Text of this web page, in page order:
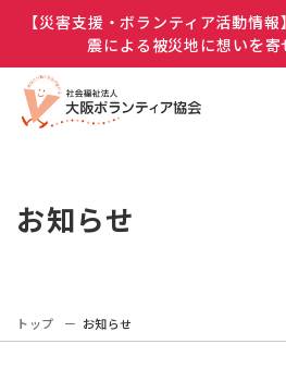
【災害支援・ボランティア活動情
震による被災地に想いを寄
お知らせ
トップ お知らせ